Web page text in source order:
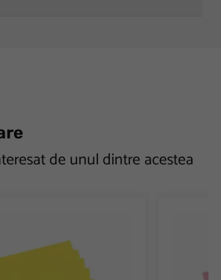
de unul dintre acestea